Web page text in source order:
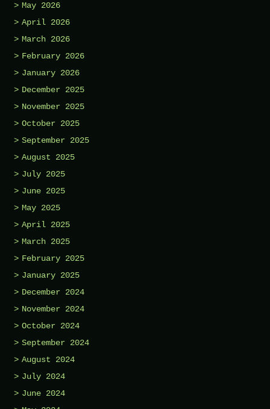
May 2026
April 2026
March 2026
February 2026
January 2026
December 2025
November 2025
October 2025
September 2025
August 2025
July 2025
June 2025
May 2025
April 2025
March 2025
February 2025
January 2025
December 2024
November 2024
October 2024
September 2024
August 2024
July 2024
June 2024